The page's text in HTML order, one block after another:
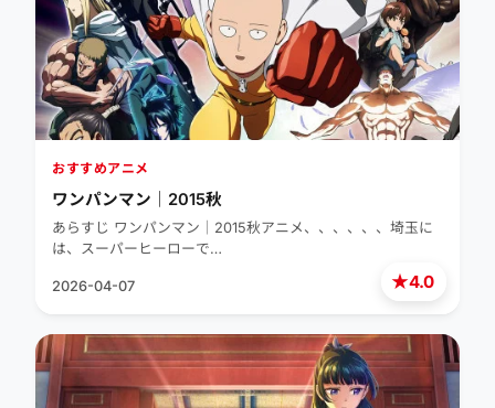
★4.0
おすすめアニメ
ワンパンマン｜2015秋
あらすじ ワンパンマン｜2015秋アニメ、、、、、、埼玉に
は、スーパーヒーローで…
2026-04-07